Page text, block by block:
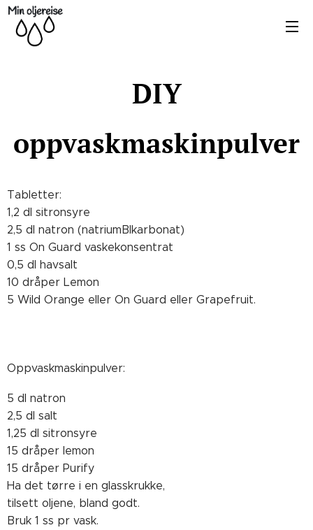
DIY
oppvaskmaskinpulver
Tabletter:
1,2 dl sitronsyre
2,5 dl natron (natriumBIkarbonat)
1 ss On Guard vaskekonsentrat
0,5 dl havsalt
10 dråper Lemon
5 Wild Orange eller On Guard eller Grapefruit.
Oppvaskmaskinpulver:
5 dl natron
2,5 dl salt
1,25 dl sitronsyre
15 dråper lemon
15 dråper Purify
Ha det tørre i en glasskrukke,
tilsett oljene, bland godt.
Bruk 1 ss pr vask.